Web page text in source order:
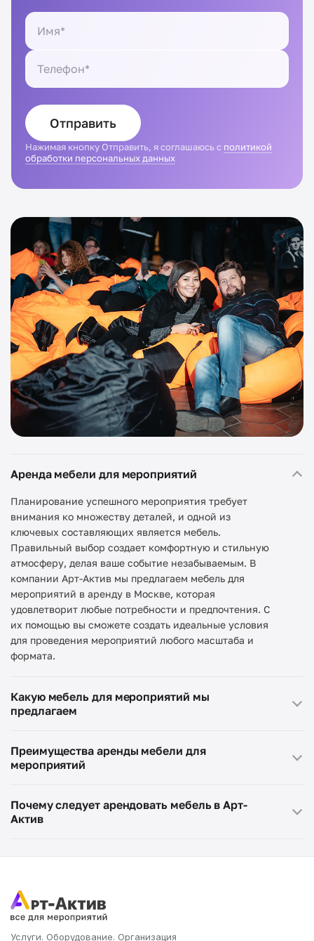
Отправить
Нажимая кнопку Отправить, я соглашаюсь с политикой
обработки персональных данных
Аренда мебели для мероприятий
Планирование успешного мероприятия требует
внимания ко множеству деталей, и одной из
ключевых составляющих является мебель.
Правильный выбор создает комфортную и стильную
атмосферу, делая ваше событие незабываемым. В
компании Арт-Актив мы предлагаем мебель для
мероприятий в аренду в Москве, которая
удовлетворит любые потребности и предпочтения. С
их помощью вы сможете создать идеальные условия
для проведения мероприятий любого масштаба и
формата.
Какую мебель для мероприятий мы
предлагаем
фуршетные и банкетные столы любых размеров;
кресла-груши – они добавляют элемент уюта и
создают благоприятную обстановку для общения
Преимущества аренды мебели для
мероприятий
широкий выбор – в нашем каталоге представлены
самые разные модели и варианты оснащения;
удобство и гибкость – обеспечим оперативную
Почему следует арендовать мебель в Арт-
Актив
Услуги. Оборудование. Организация